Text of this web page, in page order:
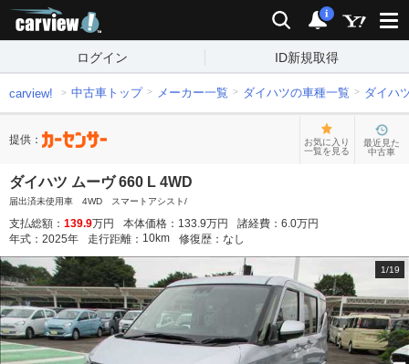
検索 通知
i
ログイン ID新規取得
carview! 中古車トップ メーカー一覧 ダイハツの車種一覧 ダイハ
提供：
お気に入り
一覧を見る
最近見た
中古車
ダイハツ ムーヴ 660 L 4WD
届出済未使用車 4WD スマートアシスト/
支払総額： 139.9万円 本体価格： 133.9万円 諸経費： 6.0万円
年式： 2025年 走行距離： 10km 修復歴： なし
1/19